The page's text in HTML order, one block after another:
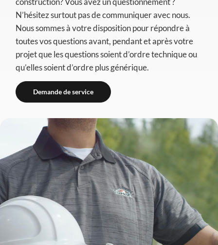
N’hésitez surtout pas de communiquer avec nous.
Nous sommes à votre disposition pour répondre à
toutes vos questions avant, pendant et après votre
projet que les questions soient d’ordre technique ou
qu’elles soient d’ordre plus générique.
Demande de service